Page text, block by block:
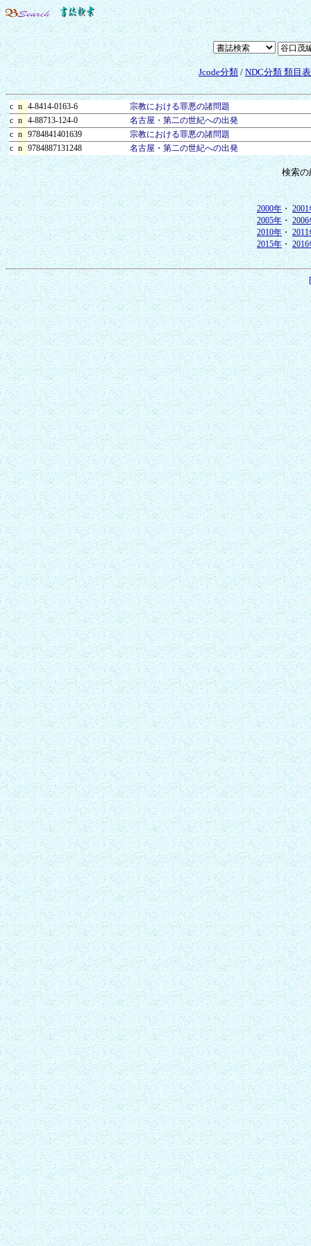
Jcode分類/NDC分類 類目
c n 4-8414-0163-6
宗教における罪悪の諸問題
c n 4-88713-124-0
名古屋・第二の世紀への出発
c n 9784841401639
宗教における罪悪の諸問題
c n 9784887131248 名古屋・第二の世紀への出発
検索
2000年・2001
2005年・2006
2010年・2011
2015年・2016